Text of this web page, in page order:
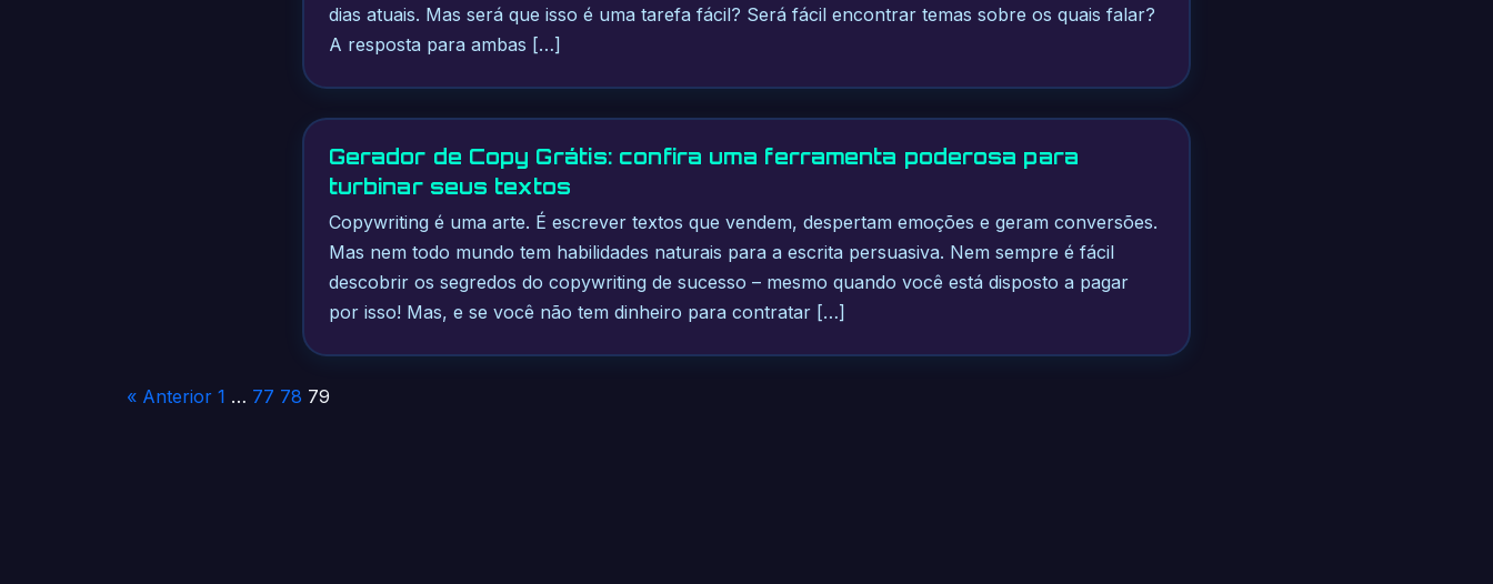
dias atuais. Mas será que isso é uma tarefa fácil? Será fácil encontrar temas sobre os quais falar?
A resposta para ambas […]
Gerador de Copy Grátis: confira uma ferramenta poderosa para
turbinar seus textos
Copywriting é uma arte. É escrever textos que vendem, despertam emoções e geram conversões.
Mas nem todo mundo tem habilidades naturais para a escrita persuasiva. Nem sempre é fácil
descobrir os segredos do copywriting de sucesso – mesmo quando você está disposto a pagar
por isso! Mas, e se você não tem dinheiro para contratar […]
Paginação
« Anterior 1 … 77 78 79